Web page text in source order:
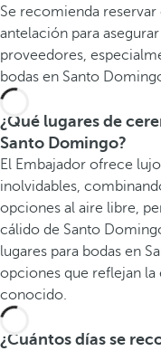
Se recomienda
antelación para
proveedores,
bodas en Santo
¿Qué lugares de
Santo Domingo?
El Embajador ofrece
inolvidables,
opciones al aire libre,
cálido de Santo
lugares para bodas en
opciones que reflejan la
conocido.
¿Cuántos días se